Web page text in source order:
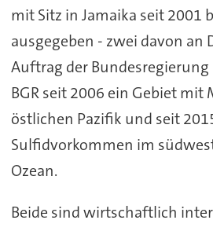
mit Sitz in Jamaika seit 2001
ausgegeben - zwei davon an
Auftrag der
BGR seit 2006 ein Gebiet
östlichen Pazifik und seit
Sulfidvorkommen im
Ozean.
Beide sind wirtschaftlich